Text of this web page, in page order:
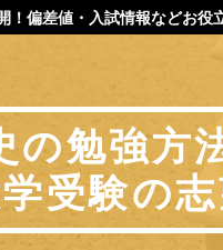
偏差値・入試情報などお役
の勉強方
受験の